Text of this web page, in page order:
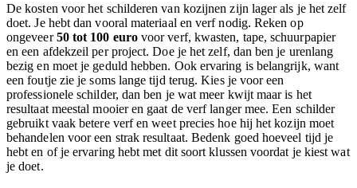
De kosten voor het schilderen van kozijnen zijn lager als je het zelf
doet. Je hebt dan vooral materiaal en verf nodig. Reken op
ongeveer50 tot 100 eurovoor verf, kwasten, tape, schuurpapier
en een afdekzeil per project. Doe je het zelf, dan ben je urenlang
bezig en moet je geduld hebben. Ook ervaring is belangrijk, want
een foutje zie je soms lange tijd terug. Kies je voor een
professionele schilder, dan ben je wat meer kwijt maar is het
resultaat meestal mooier en gaat de verf langer mee. Een schilder
gebruikt vaak betere verf en weet precies hoe hij het kozijn moet
behandelen voor een strak resultaat. Bedenk goed hoeveel tijd je
hebt en of je ervaring hebt met dit soort klussen voordat je kiest wat
je doet.